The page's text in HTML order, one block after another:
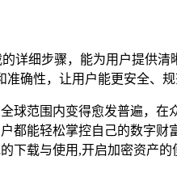
详细步骤，能为用户提供
确性，让用户能更安全、规
范围内变得愈发普遍，在
能轻松掌控自己的数字财
下载与使用,开启加密资产的